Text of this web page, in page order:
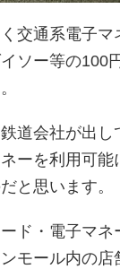
交通系電子マ
ソー等の100
道会社が出し
ーを利用可能
と思います。
ド・電子マネ
モール内の店